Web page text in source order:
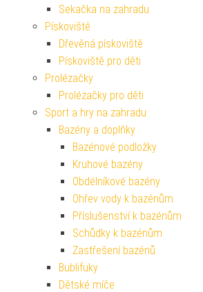
Sekačka na zahradu
Pískoviště
Dřevěná pískoviště
Pískoviště pro děti
Prolézačky
Prolézačky pro děti
Sport a hry na zahradu
Bazény a doplňky
Bazénové podložky
Kruhové bazény
Obdélníkové bazény
Ohřev vody k bazénům
Příslušenství k bazénům
Schůdky k bazénům
Zastřešení bazénů
Bublifuky
Dětské míče